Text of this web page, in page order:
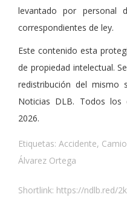
levantado por personal
correspondientes de ley.
Este contenido esta
de propiedad intelectual.
redistribución del mismo
Noticias DLB. Todos los
2026.
Etiquetas: Accidente,
Álvarez Ortega
Shortlink: https://ndlb.red/